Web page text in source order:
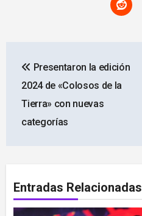
de
entradas
Presentaron la edición
2024 de «Colosos de la
Tierra» con nuevas
categorías
Entradas Relacionadas